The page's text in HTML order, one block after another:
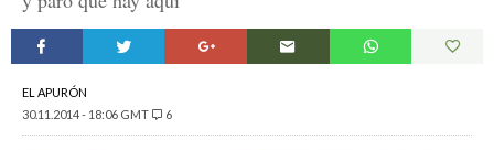
EL APURÓN
30.11.2014 - 18:06 GMT
6